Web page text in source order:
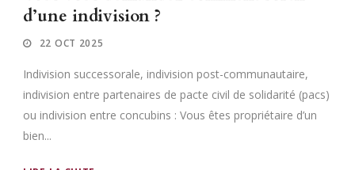
d’une indivision ?
22 OCT 2025
Indivision successorale, indivision post-communautaire,
indivision entre partenaires de pacte civil de solidarité (pacs)
ou indivision entre concubins : Vous êtes propriétaire d’un
bien...